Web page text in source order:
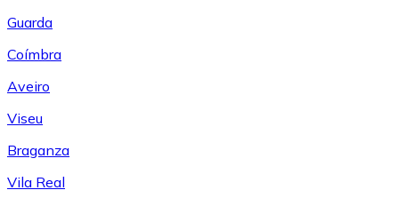
Guarda
Coímbra
Aveiro
Viseu
Braganza
Vila Real